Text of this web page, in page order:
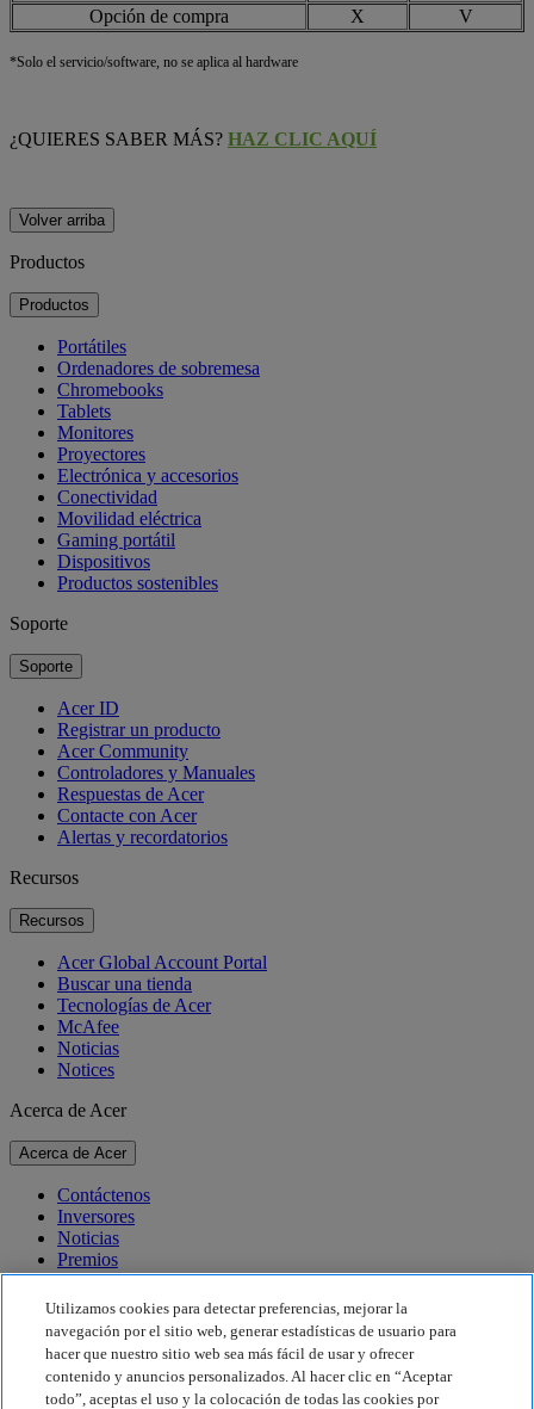
Opción de compra
X V
*Solo el servicio/software, no se aplica al hardware
¿QUIERES SABER MÁS? HAZ CLIC AQUÍ
Volver arriba
Productos
Productos
Portátiles
Ordenadores de sobremesa
Chromebooks
Tablets
Monitores
Proyectores
Electrónica y accesorios
Conectividad
Movilidad eléctrica
Gaming portátil
Dispositivos
Productos sostenibles
Soporte
Soporte
Acer ID
Registrar un producto
Acer Community
Controladores y Manuales
Respuestas de Acer
Contacte con Acer
Alertas y recordatorios
Recursos
Recursos
Acer Global Account Portal
Buscar una tienda
Tecnologías de Acer
McAfee
Noticias
Notices
Acerca de Acer
Acerca de Acer
Contáctenos
Inversores
Noticias
Premios
Eventos
Sostenibilidad
Sostenibilidad
Utilizamos cookies para detectar preferencias, mejorar la
navegación por el sitio web, generar estadísticas de usuario para
hacer que nuestro sitio web sea más fácil de usar y ofrecer
contenido y anuncios personalizados. Al hacer clic en “Aceptar
todo”, aceptas el uso y la colocación de todas las cookies por